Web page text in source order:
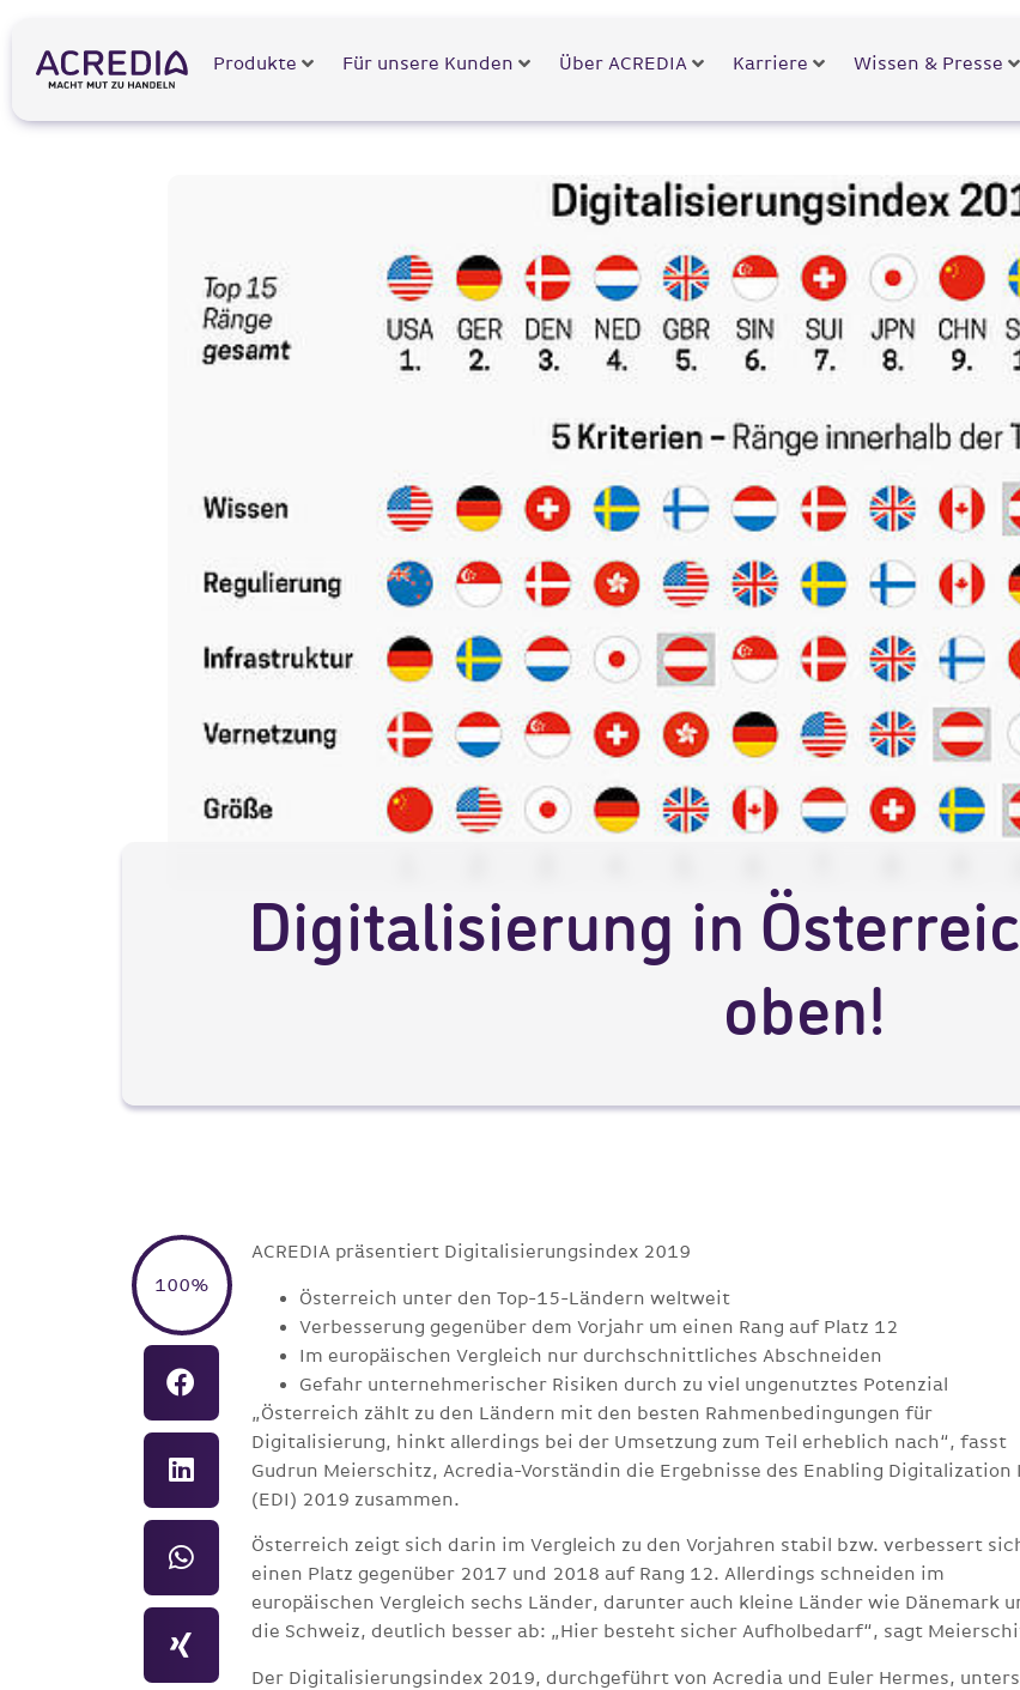
Produkte Für unsere Kunden Über ACREDIA Karriere Wissen & Presse
Digitalisierung in
oben!
100%
ACREDIA präsentiert Digitalisierungsindex 2019
Österreich unter den Top-15-Ländern weltweit
Verbesserung gegenüber dem Vorjahr um einen Rang auf Platz 12
Im europäischen Vergleich nur durchschnittliches Abschneiden
Gefahr unternehmerischer Risiken durch zu viel ungenutztes Potenzial
„Österreich zählt zu den Ländern mit den besten Rahmenbedingungen für
Digitalisierung, hinkt allerdings bei der Umsetzung zum Teil erheblich nach“, fasst
Gudrun Meierschitz, Acredia-Vorständin die Ergebnisse des Enabling Digitalization
(EDI) 2019 zusammen.
Österreich zeigt sich darin im Vergleich zu den Vorjahren stabil bzw. verbessert
einen Platz gegenüber 2017 und 2018 auf Rang 12. Allerdings schneiden im
europäischen Vergleich sechs Länder, darunter auch kleine Länder wie Dänemark
die Schweiz, deutlich besser ab: „Hier besteht sicher Aufholbedarf“, sagt
Der Digitalisierungsindex 2019, durchgeführt von Acredia und Euler Hermes,